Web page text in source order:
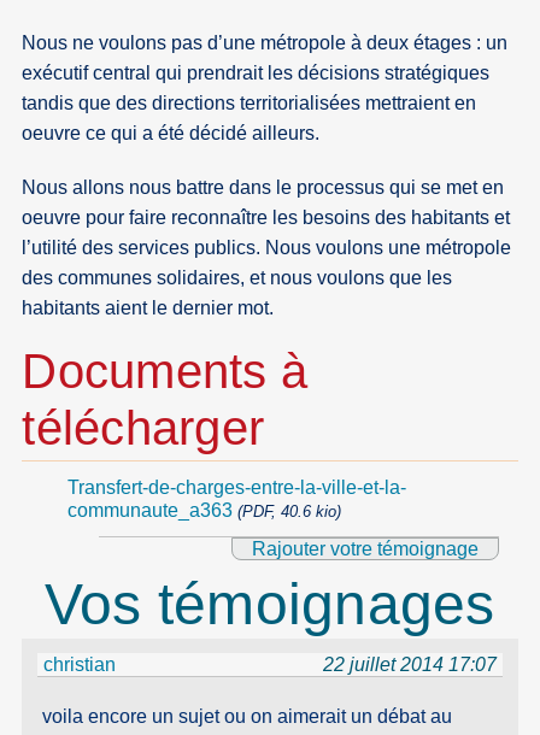
Nous ne voulons pas d’une métropole à deux étages : un
exécutif central qui prendrait les décisions stratégiques
tandis que des directions territorialisées mettraient en
oeuvre ce qui a été décidé ailleurs.
Nous allons nous battre dans le processus qui se met en
oeuvre pour faire reconnaître les besoins des habitants et
l’utilité des services publics. Nous voulons une métropole
des communes solidaires, et nous voulons que les
habitants aient le dernier mot.
Documents à
télécharger
Transfert-de-charges-entre-la-ville-et-la-
communaute_a363 (PDF, 40.6 kio)
Rajouter votre témoignage
Vos témoignages
christian 22 juillet 2014 17:07
voila encore un sujet ou on aimerait un débat au